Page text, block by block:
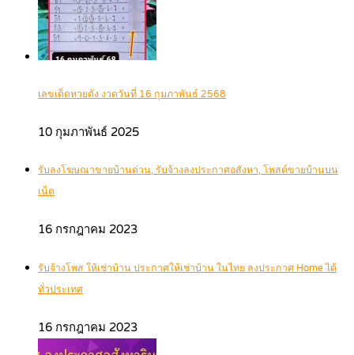
เลขเด็ดหวยดัง งวดวันที่ 16 กุมภาพันธ์ 2568
10 กุมภาพันธ์ 2025
รับลงโฆษณาขายบ้านด่วน, รับจ้างลงประกาศอสังหา, โพสต์ขายบ้านบน
เน็ต
16 กรกฎาคม 2023
รับจ้างโพส ให้เช่าบ้าน ประกาศให้เช่าบ้าน ในไทย ลงประกาศ Home ได้
ทั่วประเทศ
16 กรกฎาคม 2023